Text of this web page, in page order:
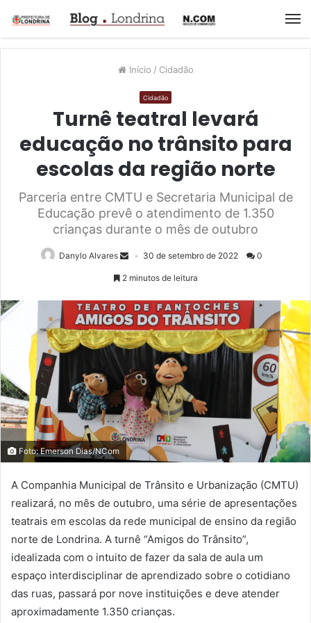
Início / Cidadão
Cidadão
Turnê teatral levará
educação no trânsito para
escolas da região norte
Parceria entre CMTU e Secretaria Municipal de
Educação prevê o atendimento de 1.350
crianças durante o mês de outubro
Danylo Alvares 30 de setembro de 2022 0
2 minutos de leitura
Foto: Emerson Dias/NCom
A Companhia Municipal de Trânsito e Urbanização (CMTU)
realizará, no mês de outubro, uma série de apresentações
teatrais em escolas da rede municipal de ensino da região
norte de Londrina. A turnê “Amigos do Trânsito”,
idealizada com o intuito de fazer da sala de aula um
espaço interdisciplinar de aprendizado sobre o cotidiano
das ruas, passará por nove instituições e deve atender
aproximadamente 1.350 crianças.